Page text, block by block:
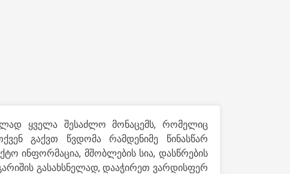
ყველა შესაძლო მონაცემს, რომელიც
გაქვთ წვდომა რამდენიმე წინასწარ
ინფორმაცია, მშობლების სია, დასწრების
გასახსნელად, დააჭირეთ ვარდისფერ